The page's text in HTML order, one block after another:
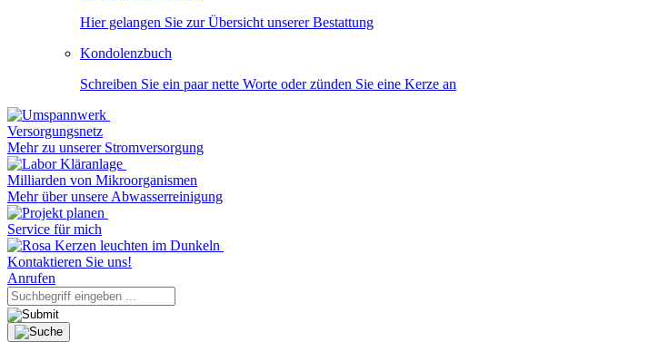
Hier gelangen Sie zur Übersicht unserer Bestattung
Kondolenzbuch
Schreiben Sie ein paar nette Worte oder zünden Sie eine Kerze an
Versorgungsnetz
Mehr zu unserer Stromversorgung
Milliarden von Mikroorganismen
Mehr über unsere Abwasserreinigung
Service für mich
Kontaktieren Sie uns!
Anrufen